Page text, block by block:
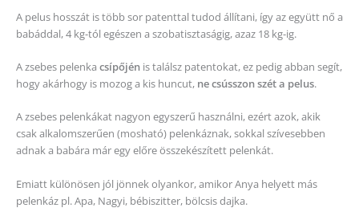
A pelus hosszát is több sor patenttal tudod állítani, így az együtt nő a
babáddal, 4 kg-tól egészen a szobatisztaságig, azaz 18 kg-ig.
A zsebes pelenka csípőjén is találsz patentokat, ez pedig abban segít,
hogy akárhogy is mozog a kis huncut, ne csússzon szét a pelus.
A zsebes pelenkákat nagyon egyszerű használni, ezért azok, akik
csak alkalomszerűen (mosható) pelenkáznak, sokkal szívesebben
adnak a babára már egy előre összekészített pelenkát.
Emiatt különösen jól jönnek olyankor, amikor Anya helyett más
pelenkáz pl. Apa, Nagyi, bébiszitter, bölcsis dajka.